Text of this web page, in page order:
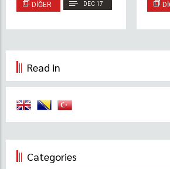
DIĞER DEC 17
Read in
Categories